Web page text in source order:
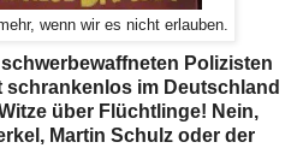
wenn wir es nicht erlauben.
Polizisten
im Deutschland
über Flüchtlinge! Nein,
Martin Schulz oder der